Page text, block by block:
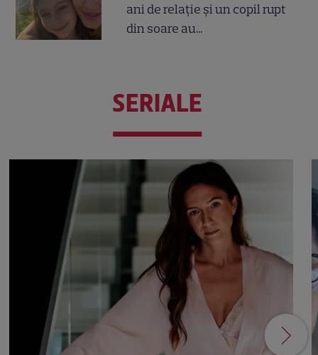
ani de relație și un copil rupt
din soare au...
SERIALE